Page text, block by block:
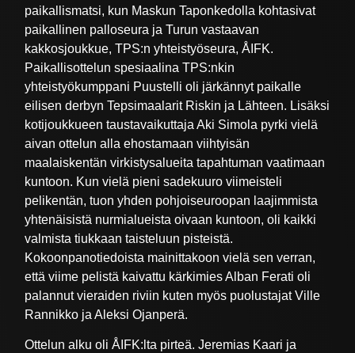
paikallismatsi, kun Maskun Taponkedolla kohtasivat
paikallinen palloseura ja Turun vastaavan
kakkosjoukkue, TPS:n yhteistyöseura, ÅIFK.
Paikallisottelun spesiaalina TPS:nkin
yhteistyökumppani Puustelli oli järkännyt paikalle
eilisen derbyn Tepsimaalarit Riskin ja Lähteen. Lisäksi
kotijoukkueen taustavaikuttaja Aki Simola pyrki vielä
aivan ottelun alla ehostamaan viihtyisän
maalaiskentän virkistysalueita tapahtuman vaatimaan
kuntoon. Kun vielä pieni sadekuuro viimeisteli
pelikentän, tuon yhden pohjoiseuroopan laajimmista
yhtenäisistä nurmialueista oivaan kuntoon, oli kaikki
valmista tiukkaan taisteluun pisteistä.
Kokoonpanotiedoista mainittakoon vielä sen verran,
että viime pelistä kaivattu kärkimies Alban Ferati oli
palannut vieraiden riviin kuten myös puolustajat Ville
Rannikko ja Aleksi Ojanperä.
Ottelun alku oli ÅIFK:lta pirteä. Jeremias Kaari ja